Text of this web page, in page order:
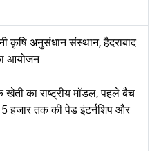
कृषि अनुसंधान संस्थान, हैदराबाद
आयोजन
खेती का राष्ट्रीय मॉडल, पहले बैच
हजार तक की पेड इंटर्नशिप और